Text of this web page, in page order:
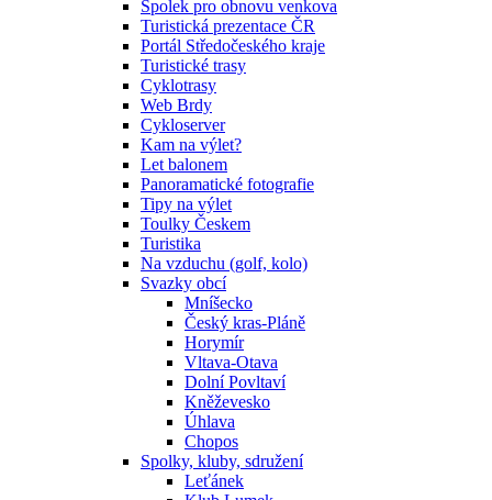
Spolek pro obnovu venkova
Turistická prezentace ČR
Portál Středočeského kraje
Turistické trasy
Cyklotrasy
Web Brdy
Cykloserver
Kam na výlet?
Let balonem
Panoramatické fotografie
Tipy na výlet
Toulky Českem
Turistika
Na vzduchu (golf, kolo)
Svazky obcí
Mníšecko
Český kras-Pláně
Horymír
Vltava-Otava
Dolní Povltaví
Kněževesko
Úhlava
Chopos
Spolky, kluby, sdružení
Leťánek